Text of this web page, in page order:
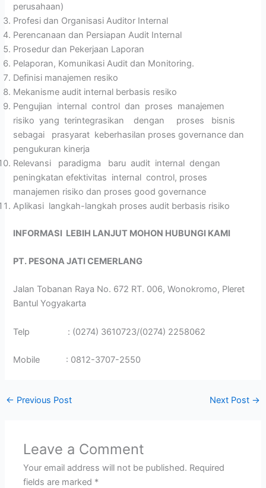
perusahaan)
Profesi dan Organisasi Auditor Internal
Perencanaan dan Persiapan Audit Internal
Prosedur dan Pekerjaan Laporan
Pelaporan, Komunikasi Audit dan Monitoring.
Definisi manajemen resiko
Mekanisme audit internal berbasis resiko
Pengujian internal control dan proses manajemen
risiko yang terintegrasikan dengan proses bisnis
sebagai prasyarat keberhasilan proses governance dan
pengukuran kinerja
Relevansi paradigma baru audit internal dengan
peningkatan efektivitas internal control, proses
manajemen risiko dan proses good governance
Aplikasi langkah-langkah proses audit berbasis risiko
INFORMASI LEBIH LANJUT MOHON HUBUNGI KAMI
PT. PESONA JATI CEMERLANG
Jalan Tobanan Raya No. 672 RT. 006, Wonokromo, Pleret
Bantul Yogyakarta
Telp : (0274) 3610723/(0274) 2258062
Mobile : 0812-3707-2550
← Previous Post Next Post →
Leave a Comment
Your email address will not be published. Required
fields are marked *